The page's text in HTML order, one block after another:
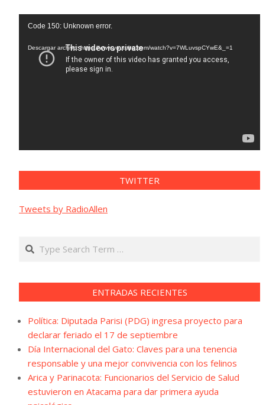
Reproductor
vídeo
Code 150: Unknown error.
Descargar archivo: https://www.youtube.com/watch?v=7WLuvspCYwE&_=1
TWITTER
Tweets by RadioAllen
Search
ENTRADAS RECIENTES
Política: Diputada Parisi (PDG) ingresa proyecto para
declarar feriado el 17 de septiembre
Día Internacional del Gato: Claves para una tenencia
responsable y una mejor convivencia con los felinos
Arica y Parinacota: Funcionarios del Servicio de Salud
estuvieron en Atacama para dar primera ayuda